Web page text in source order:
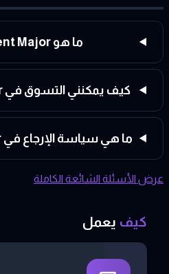
ما هو Sergent Major؟
كيف يمكنني التسوق في Sergent Major؟
ما هي سياسة الإرجاع في Sergent Major؟
عرض الأسئلة الشائعة الكاملة
كيف يعمل